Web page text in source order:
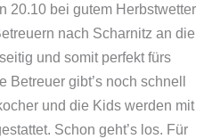
20.10 bei gutem Herbstwetter
nach Scharnitz an die
und somit perfekt fürs
Betreuer gibt’s noch schnell
und die Kids werden mit
Schon geht’s los. Für